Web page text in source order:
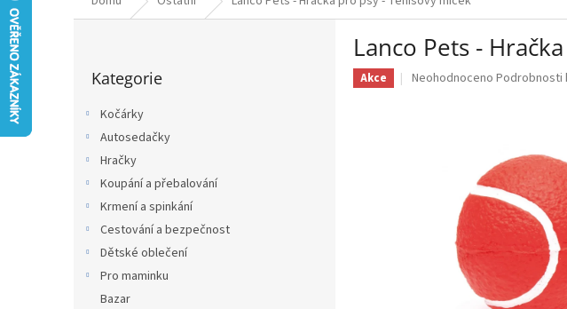
kategorie
Kategorie
Kočárky
Autosedačky
Hračky
Koupání a přebalování
Krmení a spinkání
Cestování a bezpečnost
Dětské oblečení
Pro maminku
Bazar
Lanco Pets -
Akce
Průměrné
hvězdiček.
Neohodnoceno Podrobnosti